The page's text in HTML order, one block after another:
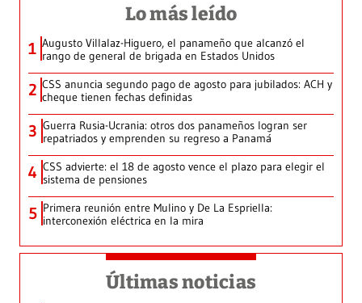
Lo más leído
1 Augusto Villalaz-Higuero, el panameño que alcanzó el
rango de general de brigada en Estados Unidos
2 CSS anuncia segundo pago de agosto para jubilados: ACH y
cheque tienen fechas definidas
3 Guerra Rusia-Ucrania: otros dos panameños logran ser
repatriados y emprenden su regreso a Panamá
4 CSS advierte: el 18 de agosto vence el plazo para elegir el
sistema de pensiones
5 Primera reunión entre Mulino y De La Espriella:
interconexión eléctrica en la mira
Últimas noticias